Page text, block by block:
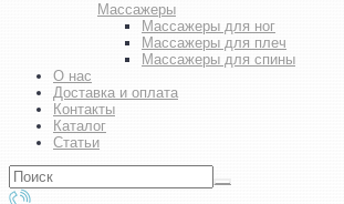
Массажеры
Массажеры для ног
Массажеры для плеч
Массажеры для спины
О нас
Доставка и оплата
Контакты
Каталог
Статьи